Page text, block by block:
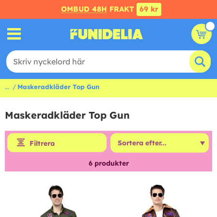
OMBUD 48H FRAKT 69 kr
... Maskeradkläder Top Gun
Maskeradkläder Top Gun
Filtrera
6produkter